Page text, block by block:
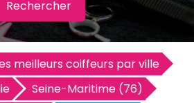
Rechercher
meilleurs coiffeurs par ville
Seine-Maritime (76)